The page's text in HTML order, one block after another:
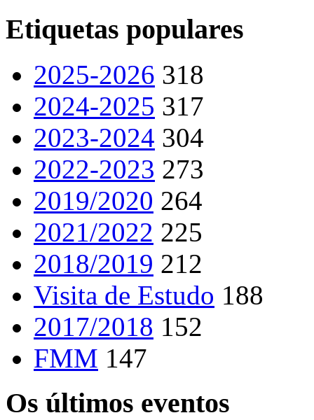
Etiquetas populares
2025-2026 318
2024-2025 317
2023-2024 304
2022-2023 273
2019/2020 264
2021/2022 225
2018/2019 212
Visita de Estudo 188
2017/2018 152
FMM 147
Os últimos eventos